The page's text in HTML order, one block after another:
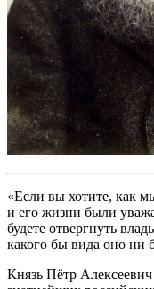
«Если вы хотите, как
и его жизни были
будете отвергнуть
какого бы вида оно ни
Князь Пётр